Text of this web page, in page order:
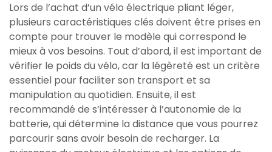
Lors de l’achat d’un vélo électrique pliant léger,
plusieurs caractéristiques clés doivent être prises en
compte pour trouver le modèle qui correspond le
mieux à vos besoins. Tout d’abord, il est important de
vérifier le poids du vélo, car la légèreté est un critère
essentiel pour faciliter son transport et sa
manipulation au quotidien. Ensuite, il est
recommandé de s’intéresser à l’autonomie de la
batterie, qui détermine la distance que vous pourrez
parcourir sans avoir besoin de recharger. La